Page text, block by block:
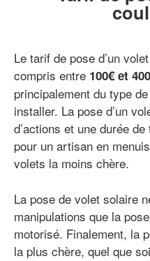
Le tarif de pose d’un
compris entre 100€ et
principalement du type
installer. La pose d’un
d’actions et une durée
pour un artisan en
volets la moins chère.
La pose de volet solaire
manipulations que la
motorisé. Finalement, la
la plus chère, quel que